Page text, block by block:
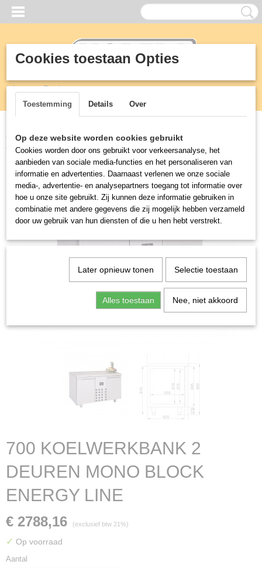
Inloggen Registreren
(0)
Home >Koeling>Koelwerkbanken>700 KOELWERKBANK 2
DEUREN MONO BLOCK ENERGY LINE
700 KOELWERKBANK 2
DEUREN MONO BLOCK
ENERGY LINE
€ 2788,16 (exclusief btw 21%)
✓ Op voorraad
Aantal
Cookies toestaan Opties
Toestemming Details Over
Op deze website worden cookies gebruikt
Cookies worden door ons gebruikt voor verkeersanalyse, het
aanbieden van sociale media-functies en het personaliseren van
informatie en advertenties. Daarnaast verlenen we onze sociale
media-, advertentie- en analysepartners toegang tot informatie over
hoe u onze site gebruikt. Zij kunnen deze informatie gebruiken in
combinatie met andere gegevens die zij mogelijk hebben verzameld
door uw gebruik van hun diensten of die u hen hebt verstrekt.
Later opnieuw tonen Selectie toestaan
Alles toestaan Nee, niet akkoord